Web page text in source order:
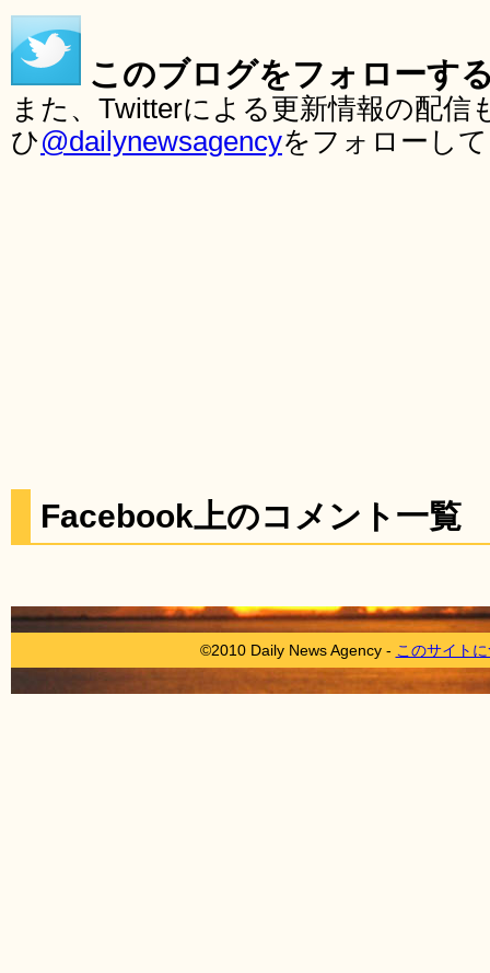
このブログをフォローす
また、Twitterによる更新情報の配
ひ@dailynewsagencyをフォローし
Facebook上のコメント一覧
©2010 Daily News Agency - このサイト